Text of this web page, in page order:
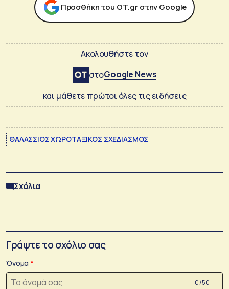
Προσθήκη του ΟΤ.gr στην Google
Ακολουθήστε τον
στοGoogle News
και μάθετε πρώτοι όλες τις ειδήσεις
ΘΑΛΑΣΣΙΟΣ ΧΩΡΟΤΑΞΙΚΟΣ ΣΧΕΔΙΑΣΜΟΣ
Σχόλια
Γράψτε το σχόλιο σας
Όνομα
0 /50